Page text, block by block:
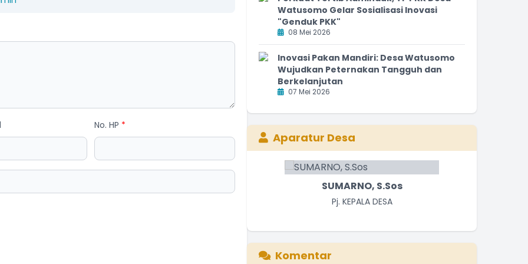
No. HP *
Watusomo Gelar Sosialisasi Inovasi
"Genduk PKK"
08 Mei 2026
Inovasi Pakan Mandiri: Desa Watusomo
Wujudkan Peternakan Tangguh dan
Berkelanjutan
07 Mei 2026
Aparatur Desa
SUMARNO, S.Sos
Pj. KEPALA DESA
SUBENO
SEKRETARIS DESA
Komentar